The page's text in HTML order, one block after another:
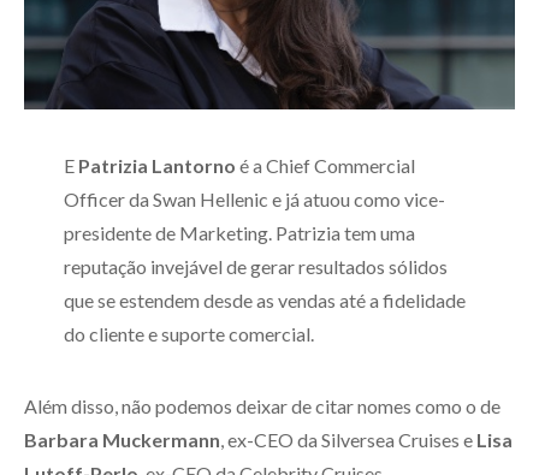
E Patrizia Lantorno é a Chief Commercial
Officer da Swan Hellenic e já atuou como vice-
presidente de Marketing. Patrizia tem uma
reputação invejável de gerar resultados sólidos
que se estendem desde as vendas até a fidelidade
do cliente e suporte comercial.
Além disso, não podemos deixar de citar nomes como o de
Barbara Muckermann , ex-CEO da Silversea Cruises e Lisa